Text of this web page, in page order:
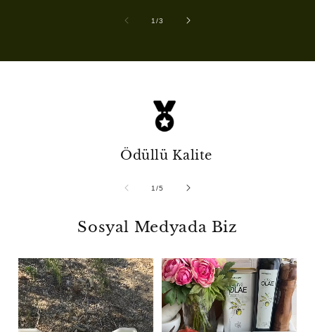
1//3
Ödüllü Kalite
1//5
Sosyal Medyada Biz